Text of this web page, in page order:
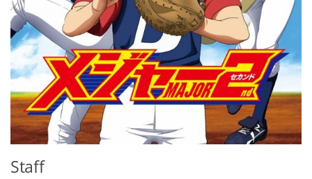
Staff